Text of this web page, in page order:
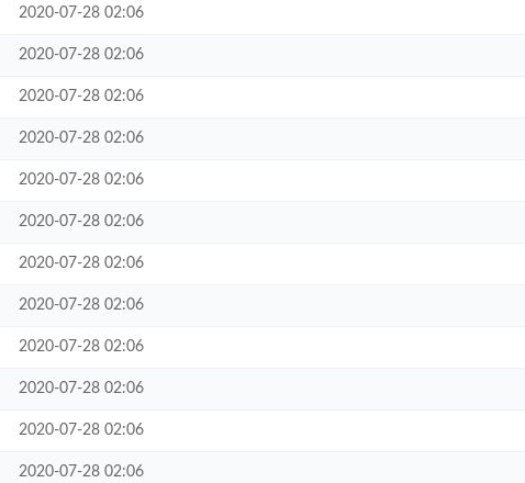
2020-07-28 02:06
2020-07-28 02:06
2020-07-28 02:06
2020-07-28 02:06
2020-07-28 02:06
2020-07-28 02:06
2020-07-28 02:06
2020-07-28 02:06
2020-07-28 02:06
2020-07-28 02:06
2020-07-28 02:06
2020-07-28 02:06